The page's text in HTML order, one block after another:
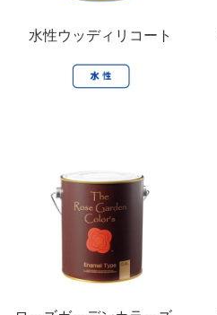
水性ウッディリコート